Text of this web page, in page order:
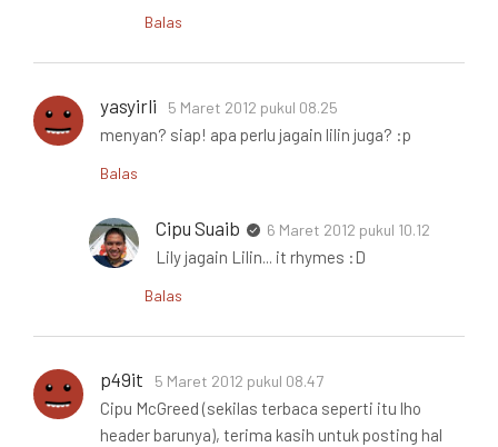
Balas
yasyirli 5 Maret 2012 pukul 08.25
menyan? siap! apa perlu jagain lilin juga? :p
Balas
Cipu Suaib 6 Maret 2012 pukul 10.12
Lily jagain Lilin... it rhymes :D
Balas
p49it 5 Maret 2012 pukul 08.47
Cipu McGreed (sekilas terbaca seperti itu lho
header barunya), terima kasih untuk posting hal